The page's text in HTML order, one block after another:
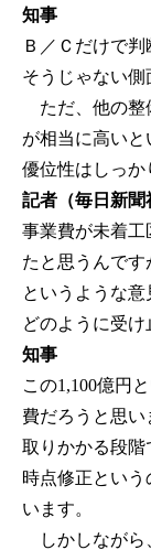
知事
Ｂ／Ｃだけで
そうじゃない側
ただ、他の整
が相当に高い
優位性はしっか
記者（毎日新聞
事業費が未着工
たと思うんで
というような
どのように受け
知事
この1,100億円
費だろうと思
取りかかる段階
時点修正とい
います。
しかしながら